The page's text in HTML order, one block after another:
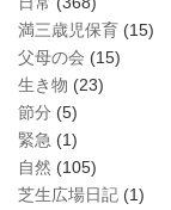
満三歳児保育 (15)
父母の会 (15)
生き物 (23)
節分 (5)
緊急 (1)
自然 (105)
芝生広場日記 (1)